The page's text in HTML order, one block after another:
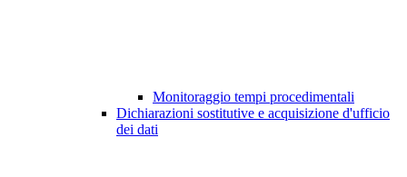
Monitoraggio tempi procedimentali
Dichiarazioni sostitutive e acquisizione d'ufficio
dei dati